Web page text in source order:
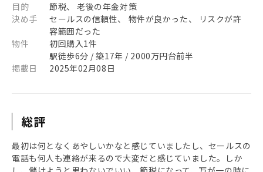
目的
節税、 老後の年金対策
決め手
セールスの信頼性、 物件が良かった、 リスクが許
容範囲だった
物件
初回購入1件
駅徒歩6分 / 築17年 / 2000万円台前半
掲載日
2025年02月08日
総評
最初は何となくあやしいかなと感じていましたし、セールスの
電話も何人も連絡が来るので大変だと感じていました。しか